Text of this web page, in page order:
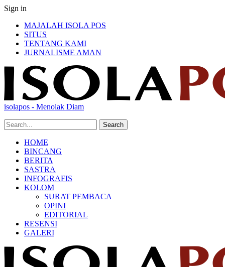
Sign in
MAJALAH ISOLA POS
SITUS
TENTANG KAMI
JURNALISME AMAN
isolapos - Menolak Diam
HOME
BINCANG
BERITA
SASTRA
INFOGRAFIS
KOLOM
SURAT PEMBACA
OPINI
EDITORIAL
RESENSI
GALERI